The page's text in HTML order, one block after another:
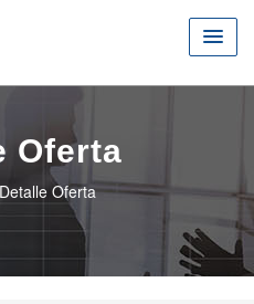
Oferta
Detalle Oferta